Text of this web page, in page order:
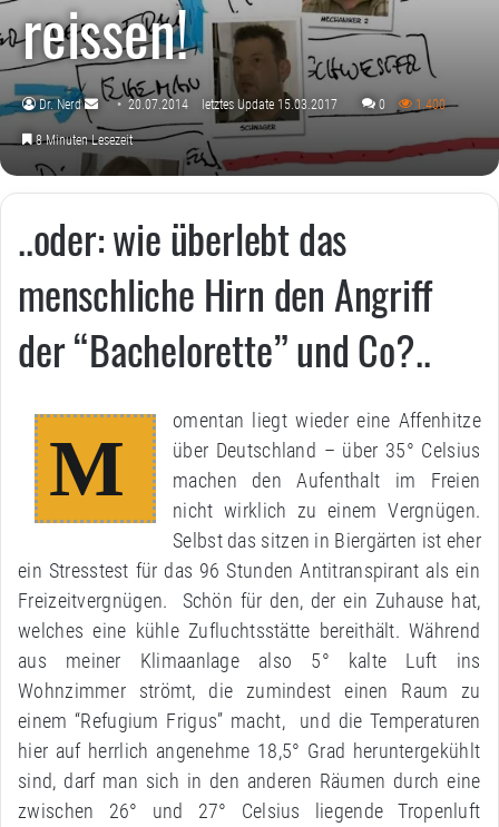
reissen!
Dr. Nerd
Sende
Mail
20.07.2014 letztes Update 15.03.2017 0 1.400
8 Minuten Lesezeit
..oder: wie überlebt das
menschliche Hirn den Angriff
der “Bachelorette” und Co?..
M
omentan liegt wieder eine Affenhitze
über Deutschland – über 35° Celsius
machen den Aufenthalt im Freien
nicht wirklich zu einem Vergnügen.
Selbst das sitzen in Biergärten ist eher
ein Stresstest für das 96 Stunden Antitranspirant als ein
Freizeitvergnügen. Schön für den, der ein Zuhause hat,
welches eine kühle Zufluchtsstätte bereithält. Während
aus meiner Klimaanlage also 5° kalte Luft ins
Wohnzimmer strömt, die zumindest einen Raum zu
einem “Refugium Frigus” macht, und die Temperaturen
hier auf herrlich angenehme 18,5° Grad heruntergekühlt
sind, darf man sich in den anderen Räumen durch eine
zwischen 26° und 27° Celsius liegende Tropenluft